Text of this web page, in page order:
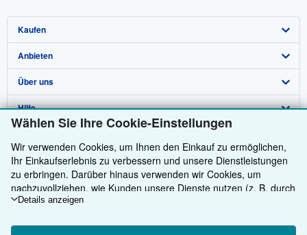
Wählen Sie Ihre Cookie-Einstellungen
Wir verwenden Cookies, um Ihnen den Einkauf zu ermöglichen,
Ihr Einkaufserlebnis zu verbessern und unsere Dienstleistungen
zu erbringen. Darüber hinaus verwenden wir Cookies, um
nachzuvollziehen, wie Kunden unsere Dienste nutzen (z. B. durch
die Erfassung von Website-Besuchen), sodass wir Optimierungen
Cookies von Drittanbietern ein, um in Anzeigen relevante Inhalte
Details anzeigen
Kaufen
Detailsuche
Sammlungen
Nutzerkonto
Warenkorb
Anbieten
Verkäufer werden
Partnerprogramm
Über uns
Über uns / Impressum
Karriere
Datenschutzerklärung
Hilfe
Kundenservice
AbeBooks.com
AbeBooks.co.uk
AbeBooks folgen